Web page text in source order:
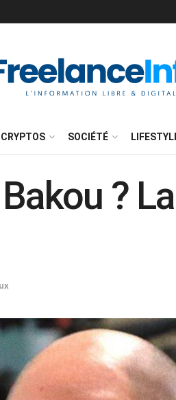
SOCIÉTÉ
?